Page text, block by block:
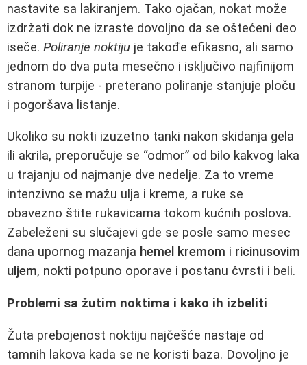
nastavite sa lakiranjem. Tako ojačan, nokat može
izdržati dok ne izraste dovoljno da se oštećeni deo
iseče. Poliranje noktiju je takođe efikasno, ali samo
jednom do dva puta mesečno i isključivo najfinijom
stranom turpije - preterano poliranje stanjuje ploču
i pogoršava listanje.
Ukoliko su nokti izuzetno tanki nakon skidanja gela
ili akrila, preporučuje se “odmor” od bilo kakvog laka
u trajanju od najmanje dve nedelje. Za to vreme
intenzivno se mažu ulja i kreme, a ruke se
obavezno štite rukavicama tokom kućnih poslova.
Zabeleženi su slučajevi gde se posle samo mesec
dana upornog mazanja hemel kremom i ricinusovim
uljem, nokti potpuno oporave i postanu čvrsti i beli.
Problemi sa žutim noktima i kako ih izbeliti
Žuta prebojenost noktiju najčešće nastaje od
tamnih lakova kada se ne koristi baza. Dovoljno je